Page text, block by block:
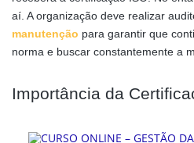
aí. A organização deve realizar
manutenção para garantir que
norma e buscar constantemente a
Importância da